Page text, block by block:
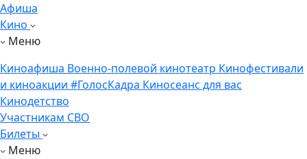
Афиша
Кино
Меню
Киноафиша Военно-полевой кинотеатр Кинофестивали
и киноакции #ГолосКадра Киносеанс для вас
Кинодетство
Участникам СВО
Билеты
Меню